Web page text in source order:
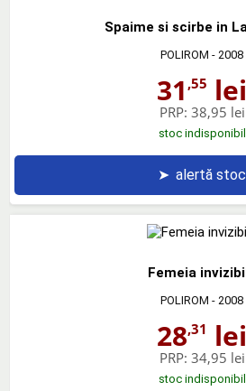
Spaime si scirbe in
POLIROM - 2008
31 ,55 lei
PRP: 38,95 lei
stoc indisponibil
➤ alertă stoc
Femeia
POLIROM - 2008
28,31 lei
PRP: 34,95 lei
stoc indisponibil